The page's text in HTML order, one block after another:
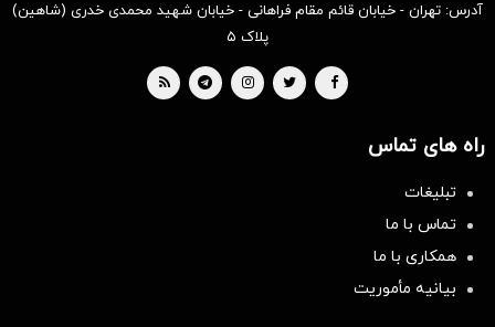
آدرس: تهران - خیابان قائم مقام فراهانی - خیابان شهید محمدی خدری (شاهین)
پلاک ۵
راه های تماس
تبلیغات
تماس با ما
همکاری با ما
بیانیه مأموریت